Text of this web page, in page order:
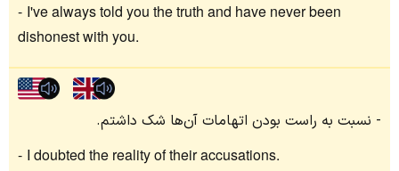
I've always told you the truth and have never been
dishonest with you.
نسبت به راست بودن اتهامات آن‌ها شک داشتم.
I doubted the reality of their accusations.